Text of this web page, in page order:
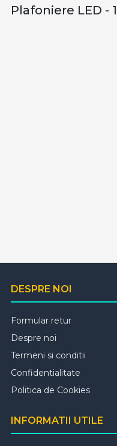
Plafoniere LED -
DESPRE NOI
Formular retur
Despre noi
Termeni si conditii
Confidentialitate
Politica de Cookies
INFORMATII UTILE